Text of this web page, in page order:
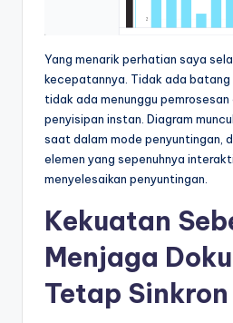
Yang menarik perhatian saya
kecepatannya. Tidak ada batang
tidak ada menunggu
penyisipan instan. Diagram
saat dalam mode penyuntingan,
elemen yang sepenuhnya
menyelesaikan penyuntingan.
Kekuatan
Menjaga
Tetap Sinkron